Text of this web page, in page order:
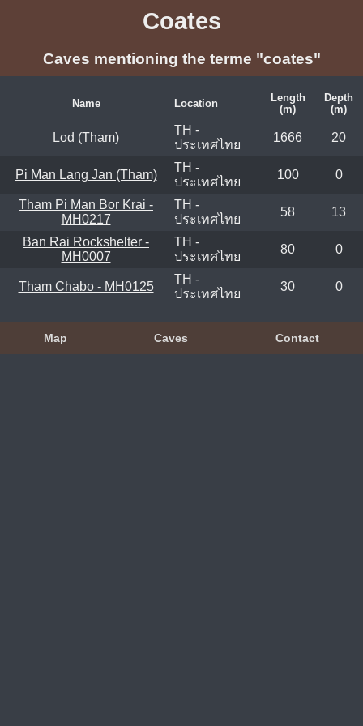
Coates
Caves mentioning the terme "coates"
Name Location
Length
(m)
Depth
(m)
Lod (Tham)
TH -
ประเทศไทย
1666 20
Pi Man Lang Jan (Tham)
TH -
ประเทศไทย
100 0
Tham Pi Man Bor Krai -
MH0217
TH -
ประเทศไทย
58 13
Ban Rai Rockshelter -
MH0007
TH -
ประเทศไทย
80 0
Tham Chabo - MH0125
TH -
ประเทศไทย
30 0
Map Caves Contact